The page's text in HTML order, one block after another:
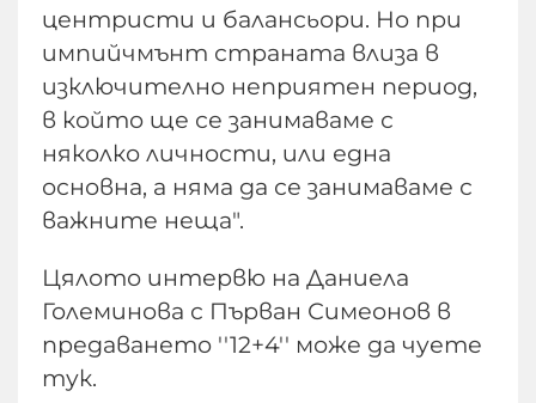
центристи и балансьори. Но при
импийчмънт страната влиза в
изключително неприятен период,
в който ще се занимаваме с
няколко личности, или една
основна, а няма да се занимаваме с
важните неща".
Цялото интервю на Даниела
Големинова с Първан Симеонов в
предаването ''12+4'' може да чуете
тук.